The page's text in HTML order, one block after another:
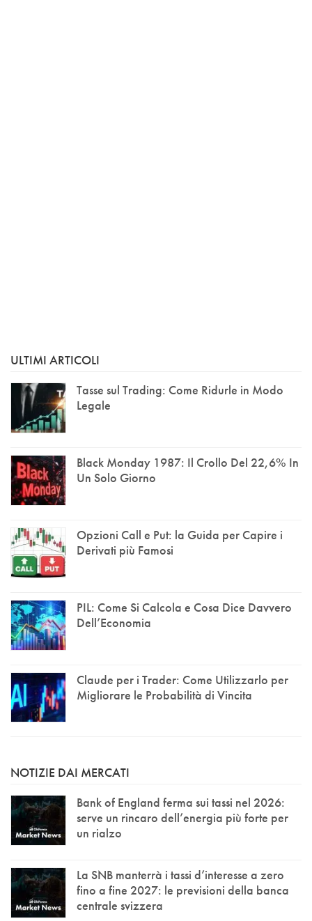
ULTIMI ARTICOLI
Tasse sul Trading: Come Ridurle in Modo
Legale
Black Monday 1987: Il Crollo Del 22,6% In
Un Solo Giorno
Opzioni Call e Put: la Guida per Capire i
Derivati più Famosi
PIL: Come Si Calcola e Cosa Dice Davvero
Dell’Economia
Claude per i Trader: Come Utilizzarlo per
Migliorare le Probabilità di Vincita
NOTIZIE DAI MERCATI
Bank of England ferma sui tassi nel 2026:
serve un rincaro dell’energia più forte per
un rialzo
La SNB manterrà i tassi d’interesse a zero
fino a fine 2027: le previsioni della banca
centrale svizzera